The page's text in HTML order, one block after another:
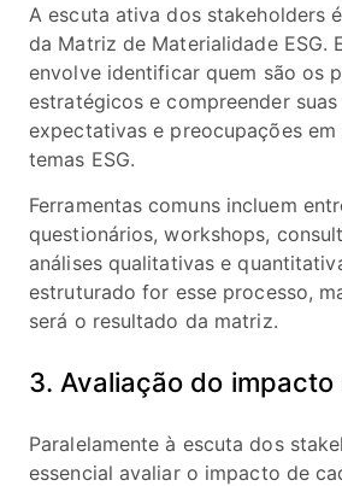
A escuta ativa dos stakeholders
da Matriz de Materialidade ESG.
envolve identificar quem são os
estratégicos e compreender
expectativas e preocupações em
temas ESG.
Ferramentas comuns incluem
questionários, workshops,
análises qualitativas e
estruturado for esse processo,
será o resultado da matriz.
3. Avaliação do
Paralelamente à escuta dos
essencial avaliar o impacto de